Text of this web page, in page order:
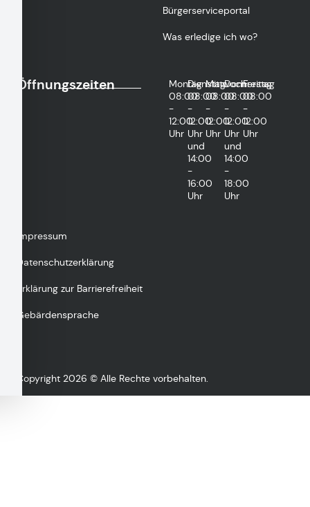
Bürgerserviceportal
Was erledige ich wo?
Öffnungszeiten
Montag
08:00
-
12:00
Uhr
Dienstag
08:00
-
12:00
Uhr
und
14:00
-
16:00
Uhr
Mittwoch
08:00
-
12:00
Uhr
Donnerstag
08:00
-
12:00
Uhr
und
14:00
-
18:00
Uhr
Freitag
08:00
-
12:00
Uhr
Impressum
Datenschutzerklärung
Erklärung zur Barrierefreiheit
Gebärdensprache
Copyright 2026 © Alle Rechte vorbehalten.